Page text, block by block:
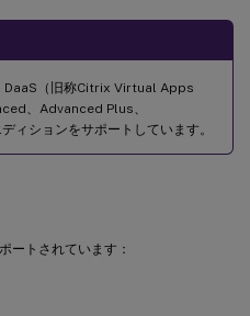
（旧称Citrix Virtual Apps
、Advanced Plus、
ィションをサポートしています。
ートされています：